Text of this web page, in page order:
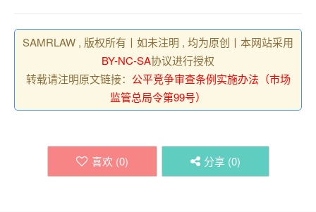
SAMRLAW , 版权所有丨如未注明 , 均为原创丨本网站采用
BY-NC-SA协议进行授权
转载请注明原文链接： 公平竞争审查条例实施办法（市场
监管总局令第99号）
喜欢 (0) 分享 (0)